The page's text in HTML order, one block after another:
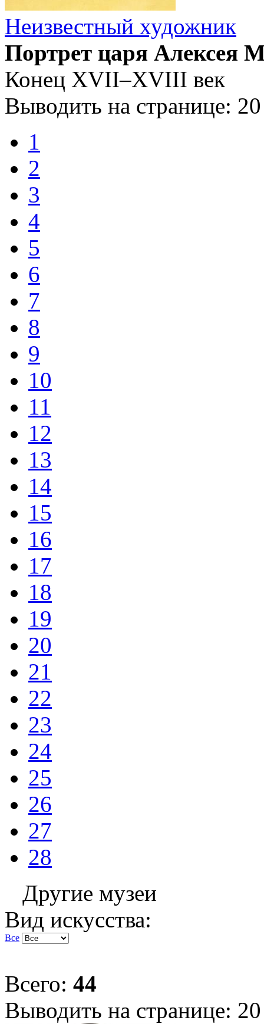
Неизвестный художник
Портрет царя Алексея
Конец XVII–XVIII век
Выводить на странице: 20
1
2
3
4
5
6
7
8
9
10
11
12
13
14
15
16
17
18
19
20
21
22
23
24
25
26
27
28
Другие музеи
Вид искусства:
Все
Всего: 44
Выводить на странице: 20